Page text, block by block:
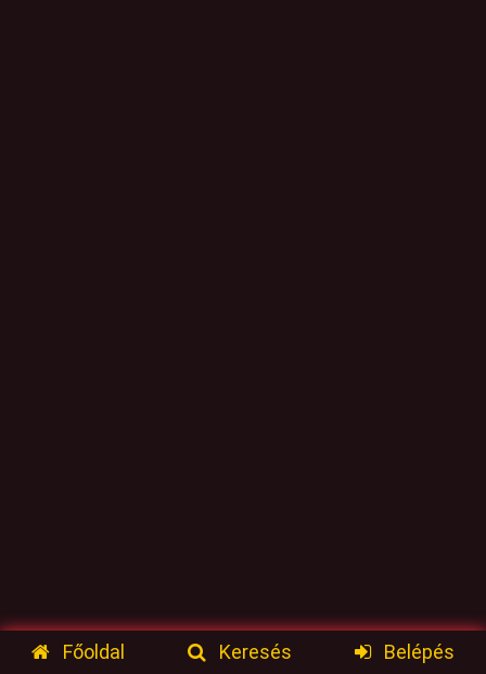
Főoldal Keresés Belépés